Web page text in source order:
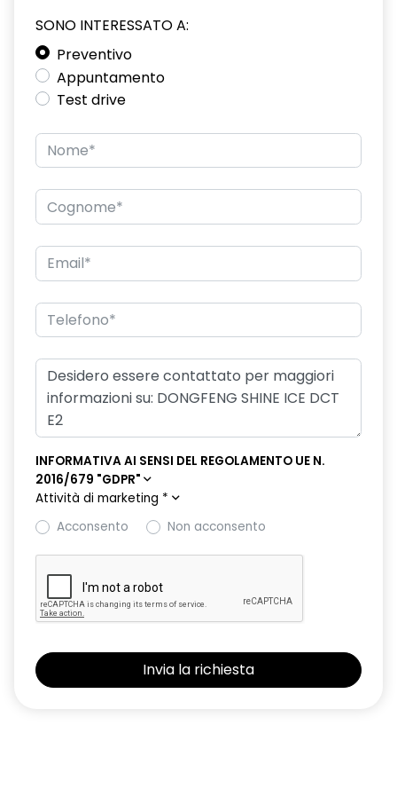
SONO INTERESSATO A:
Preventivo
Appuntamento
Test drive
INFORMATIVA AI SENSI DEL REGOLAMENTO UE N.
2016/679 "GDPR"
Attività di marketing *
Acconsento
Non acconsento